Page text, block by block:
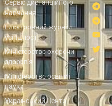
Сервіс дистанційного
навчання
Електронний журнал
успішності
Міністерство охорони
здоров'я
Міністерство освіти і
науки
Український Центр